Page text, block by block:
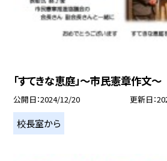
「すてきな恵庭」～市民憲章作文～
公開日 2024/12/20 更新日
校長室から